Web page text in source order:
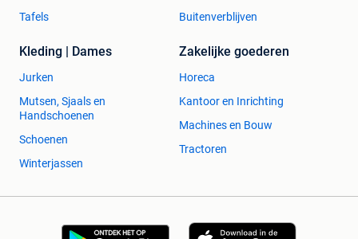
Tafels
Buitenverblijven
Kleding | Dames
Jurken
Mutsen, Sjaals en
Handschoenen
Schoenen
Winterjassen
Zakelijke goederen
Horeca
Kantoor en Inrichting
Machines en Bouw
Tractoren